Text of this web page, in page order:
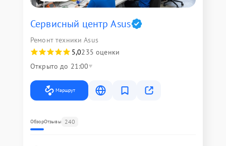
Сервисный центр Asus
Ремонт техники Asus
5,0235 оценки
Открыто до 21:00
Маршрут
ОбзорОтзывы 240